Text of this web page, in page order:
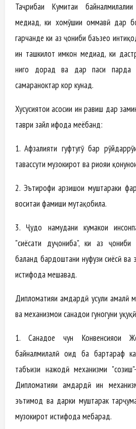
Таҷрибаи Кумитаи
медиҳад, ки хомӯшии оммавӣ дар
гарчанде ки аз ҷониби баъзеҳо
ин ташкилот имкон медиҳад, ки
нигоҳ дорад ва дар паси парда
самараноктар кор кунад.
Хусусиятҳои асосии ин равиш дар
таври зайл ифода меёбанд:
1. Афзалияти гуфтугӯ бар
тавассути музокирот ва риояи
2. Эътирофи арзишҳои муштараки
воситаи фаҳмиши мутақобила.
3. Ҷудо намудани кумакҳои
"сиёсати дуҷониба", ки аз ҷониби
баланд бардоштани нуфузи сиёсӣ ва
истифода мешавад.
Дипломатияи ҳамдардӣ усули амалӣ
ва механизмҳои санадҳои гуногуни
1. Санадҳое чун Конвенсияҳои
байналмилалӣ оид ба бартараф
табъизи нажодӣ механизми
Дипломатияи ҳамдардӣ ин
эътимод ва дарки муштарак
музокирот истифода мебарад.